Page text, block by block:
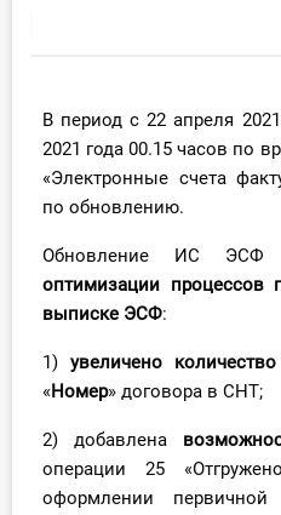
Вебинары
Справочник бухгалтера
Участник ВЭД
Практика ИП
Кадры. Труд. Зарплата.
Юридический помощник
В период с 22 апреля
2021 года 00.15 часов по
«Электронные счета
по обновлению.
Обновление ИС ЭСФ
оптимизации
выписке ЭСФ:
1) увеличено
«Номер» договора в СНТ;
2) добавлена
операции 25
оформлении